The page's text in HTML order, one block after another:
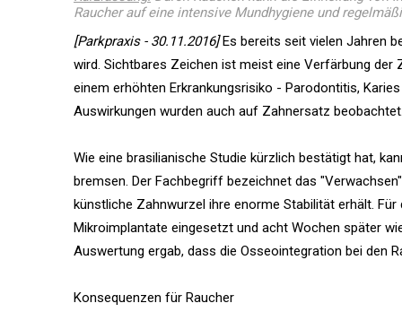
Raucher auf eine intensive Mundhygiene und
[Parkpraxis - 30.11.2016]Es bereits seit vielen Jahren
wird. Sichtbares Zeichen ist meist eine Verfärbung der
einem erhöhten Erkrankungsrisiko - Parodontitis,
Auswirkungen wurden auch auf Zahnersatz
Wie eine brasilianische Studie kürzlich bestätigt hat,
bremsen. Der Fachbegriff bezeichnet das
künstliche Zahnwurzel ihre enorme Stabilität erhält.
Mikroimplantate eingesetzt und acht Wochen später
Auswertung ergab, dass die Osseointegration bei den
Konsequenzen für Raucher